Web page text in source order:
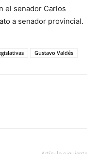
el senador Carlos
a senador provincial.
Gustavo Valdés